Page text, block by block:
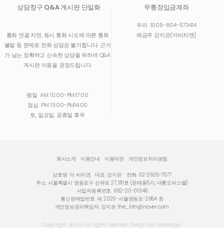
상담창구 Q&A 게시판 단일화
통화 연결 지연, 동시 통화 시도에 따른 통화
불발 등 문제로 전화 상담은 불가합니다. 근거
가 남는 정확하고 신속한 상담을 위하여 Q&A
게시판 이용을 권장드립니다
평일 AM 10:00-PM:17:00
점심 PM 13:00-PM14:00
토, 일요일, 공휴일 휴무
무통장입금계좌
우리 1005-804-573414
예금주 강지은(더비티엔)
회사소개 이용안내 이용약관 개인정보처리방침
상호명. 더 비티엔 대표. 강지은
전화. 02-2635-7577
주소. 서울특별시 영등포구 선유로 27, 811호 (문래동5가, 대륭오피스텔)
사업자등록번호. 692-20-01048
통신판매업번호. 제 2020-서울영등포-2654 호
개인정보관리책임자. 강지은 the_btn@naver.com
Copyright. 부티나 all rights reserved. Design by Onedesign.